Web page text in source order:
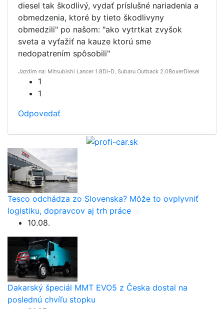
diesel tak škodlivý, vydať príslušné nariadenia a
obmedzenia, ktoré by tieto škodlivyny
obmedzili" po našom: "ako vytrtkat zvyšok
sveta a vyťažiť na kauze ktorú sme
nedopatrením spôsobili"
Jazdím na: Mitsubishi Lancer 1.8Di-D, Subaru Outback 2.0BoxerDiesel
1
1
Odpovedať
Tesco odchádza zo Slovenska? Môže to ovplyvniť
logistiku, dopravcov aj trh práce
10.08.
Dakarský špeciál MMT EVO5 z Česka dostal na
poslednú chvíľu stopku